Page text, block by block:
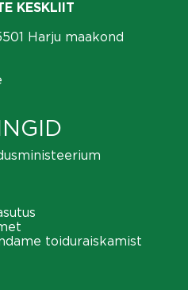
KESKLIIT
Harju maakond
toiduraiskamist